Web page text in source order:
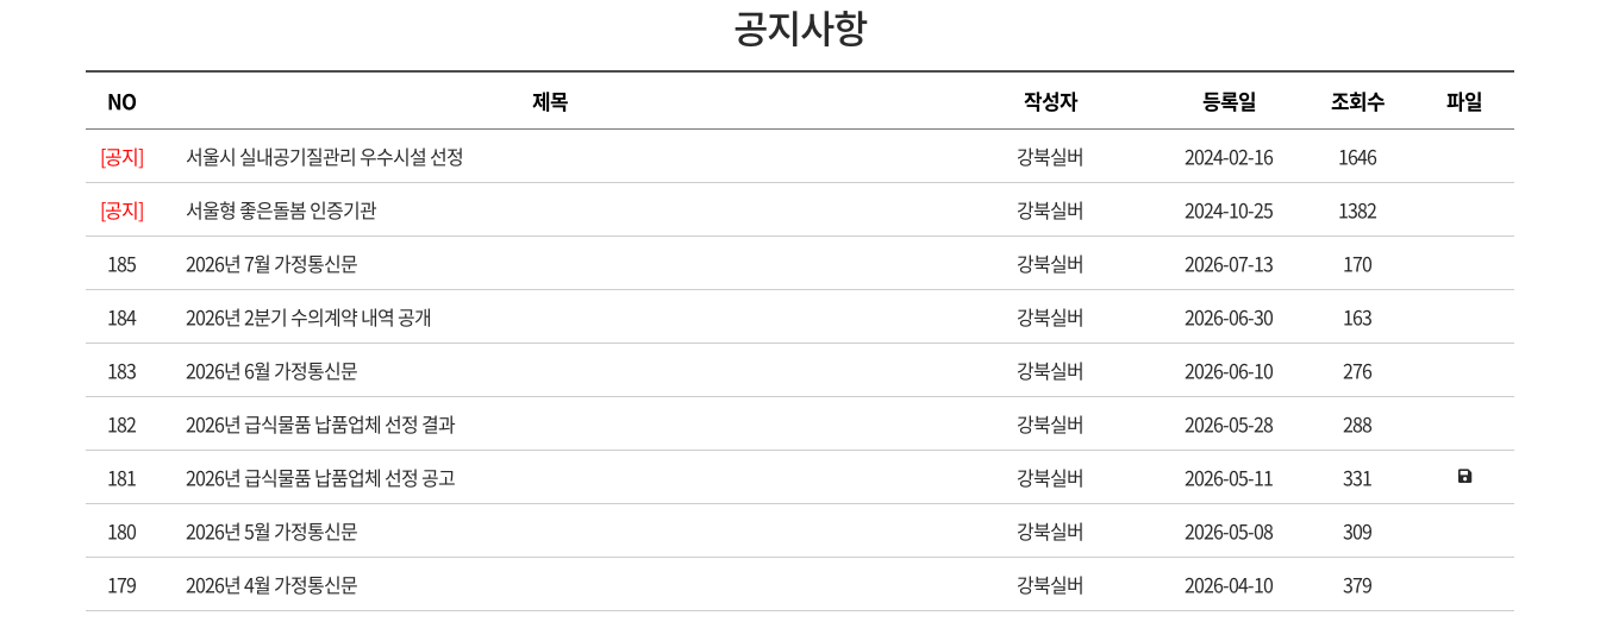
공지사항
NO 제목 작성자 등록일 조회수 파일
[공지] 서울시 실내공기질관리 우수시설 선정 강북실버 2024-02-16
1646
[공지]
서울형 좋은돌봄 인증기관 강북실버 2024-10-25
1382
185
2026년 7월 가정통신문 강북실버 2026-07-13
170
184
2026년 2분기 수의계약 내역 공개 강북실버 2026-06-30
163
183
2026년 6월 가정통신문 강북실버 2026-06-10
276
182
2026년 급식물품 납품업체 선정 결과 강북실버 2026-05-28
288
181
2026년 급식물품 납품업체 선정 공고 강북실버 2026-05-11
331
180
2026년 5월 가정통신문 강북실버 2026-05-08
309
179
2026년 4월 가정통신문 강북실버 2026-04-10
379